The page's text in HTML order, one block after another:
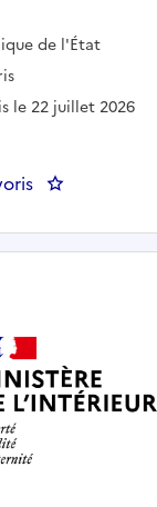
:de l'État
le 22 juillet 2026
: